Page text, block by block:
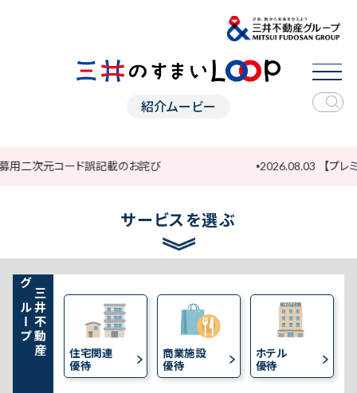
紹介ムービー
二次元コード誤記載のお詫び 2026.08.03 【プレミ
サービスを選ぶ
三井不動産
グループ
住宅関連
優待
商業施設
優待
ホテル
優待